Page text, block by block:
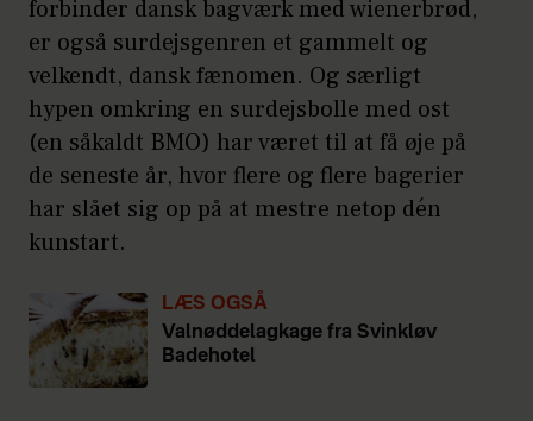
forbinder dansk bagværk med wienerbrød,
er også surdejsgenren et gammelt og
velkendt, dansk fænomen. Og særligt
hypen omkring en surdejsbolle med ost
(en såkaldt BMO) har været til at få øje på
de seneste år, hvor flere og flere bagerier
har slået sig op på at mestre netop dén
kunstart.
LÆS OGSÅ
Valnøddelagkage fra Svinkløv
Badehotel